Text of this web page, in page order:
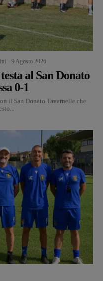
9 Agosto 2026
al San Donato
0-1
il San Donato Tavarnelle che